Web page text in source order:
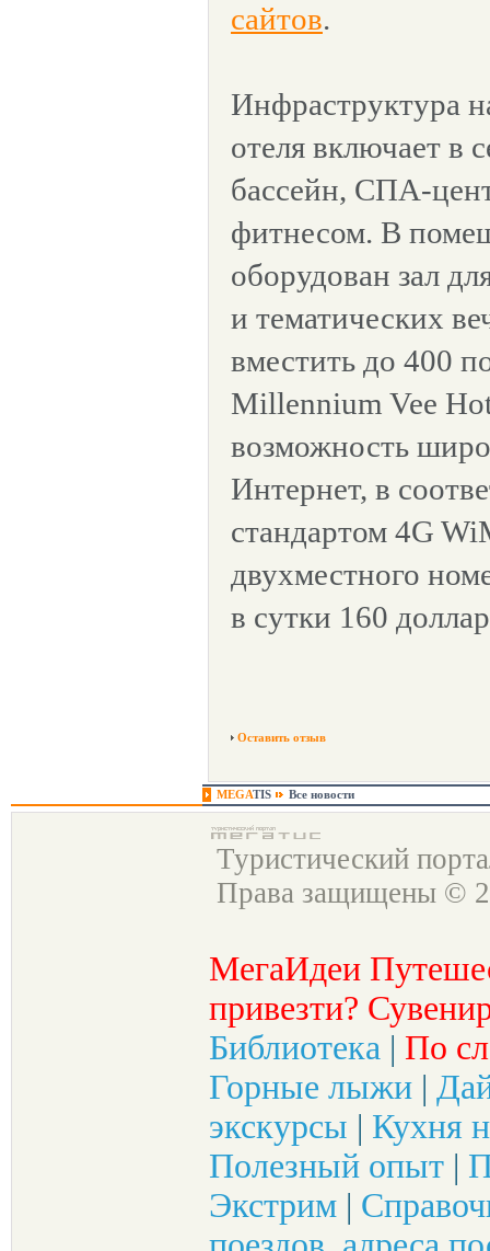
сайтов.
Инфраструктура
отеля включает в
бассейн, СПА-
фитнесом. В
оборудован зал
и тематических
вместить до 400
Millennium Vee
возможность
Интернет, в
стандартом 4G
двухместного
в сутки 160
Оставить отзыв
MEGATIS Все новости
Туристический
Права защищены ©
МегаИдеи
привезти?
Библиотека | По
Горные лыжи |
экскурсы | Кухня
Полезный опыт |
Экстрим |